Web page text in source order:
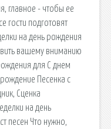
главное - чтобы ее
гости подготовят
на день рождения
вашему вниманию
для С днем
Песенка с
Сценка
на день
песен Что нужно,